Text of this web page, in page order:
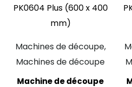
Machines de découpe,
Machines de découpe
Machine de découpe